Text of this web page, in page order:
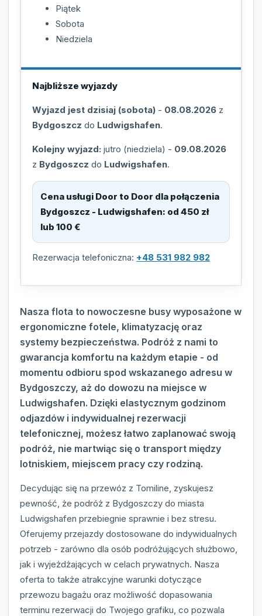
Piątek
Sobota
Niedziela
Najbliższe wyjazdy
Wyjazd jest dzisiaj (sobota) - 08.08.2026 z
Bydgoszcz do Ludwigshafen.
Kolejny wyjazd: jutro (niedziela) - 09.08.2026
z Bydgoszcz do Ludwigshafen.
Cena usługi Door to Door dla połączenia
Bydgoszcz - Ludwigshafen: od 450 zł
lub 100 €
Rezerwacja telefoniczna: +48 531 982 982
Nasza flota to nowoczesne busy wyposażone w
ergonomiczne fotele, klimatyzację oraz
systemy bezpieczeństwa. Podróż z nami to
gwarancja komfortu na każdym etapie - od
momentu odbioru spod wskazanego adresu w
Bydgoszczy, aż do dowozu na miejsce w
Ludwigshafen. Dzięki elastycznym godzinom
odjazdów i indywidualnej rezerwacji
telefonicznej, możesz łatwo zaplanować swoją
podróż, nie martwiąc się o transport między
lotniskiem, miejscem pracy czy rodziną.
Decydując się na przewóz z Tomiline, zyskujesz
pewność, że podróż z Bydgoszczy do miasta
Ludwigshafen przebiegnie sprawnie i bez stresu.
Oferujemy przejazdy dostosowane do indywidualnych
potrzeb - zarówno dla osób podróżujących służbowo,
jak i wyjeżdżających w celach prywatnych. Nasza
oferta to także atrakcyjne warunki dotyczące
przewozu bagażu oraz możliwość dopasowania
terminu rezerwacji do Twojego grafiku, co pozwala